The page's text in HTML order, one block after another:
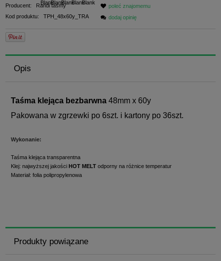
Producent:
Randi taśmy
Kod produktu:
TPH_48x60y_TRA
poleć znajomemu
dodaj opinię
Opis
Taśma klejąca bezbarwna 48mm x 60y
Pakowana w zgrzewki po 6szt. i kartony po 36szt.
Wykonanie:
Taśma klejąca transparentna
Klej: najwyższej jakości HOT MELT odporny na różnice temperatur
Materiał: folia polipropylenowa
Produkty powiązane